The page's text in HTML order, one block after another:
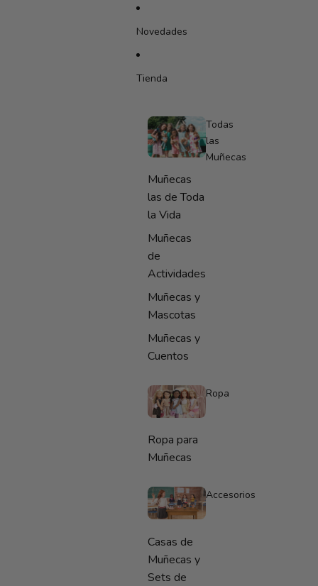
Novedades
Tienda
Todas
las
Muñecas
Muñecas
las de Toda
la Vida
Muñecas
de
Actividades
Muñecas y
Mascotas
Muñecas y
Cuentos
Ropa
Ropa para
Muñecas
Accesorios
Casas de
Muñecas y
Sets de